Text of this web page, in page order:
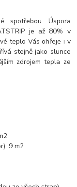
spotřebou. Úspora
je až 80% v
teplo Vás ohřeje i v
stejně jako slunce
zdrojem tepla ze
9 m2